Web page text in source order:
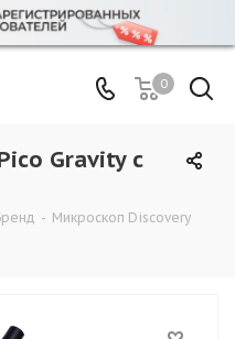
0
Gravity с
- Микроскоп Discovery